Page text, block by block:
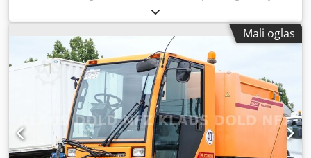
10.500 kg
narandžasta, konfiguracija osovina:4x2, maksimalna
nosivost: 5.400 kg , prazna masa:5.100 kg
, međuosovinski
razmak:2.450 mm , kočnice:drugo, kabina vozača:
tip prijenosa:automatski, emisijska klasa: nijedan
zapremina tovarnog prostora:4 m³, broj sjedišta:2,
Oprema:
ABS, filter čađi, kabina, klima-uređaj, ugrađeni
Mali oglas